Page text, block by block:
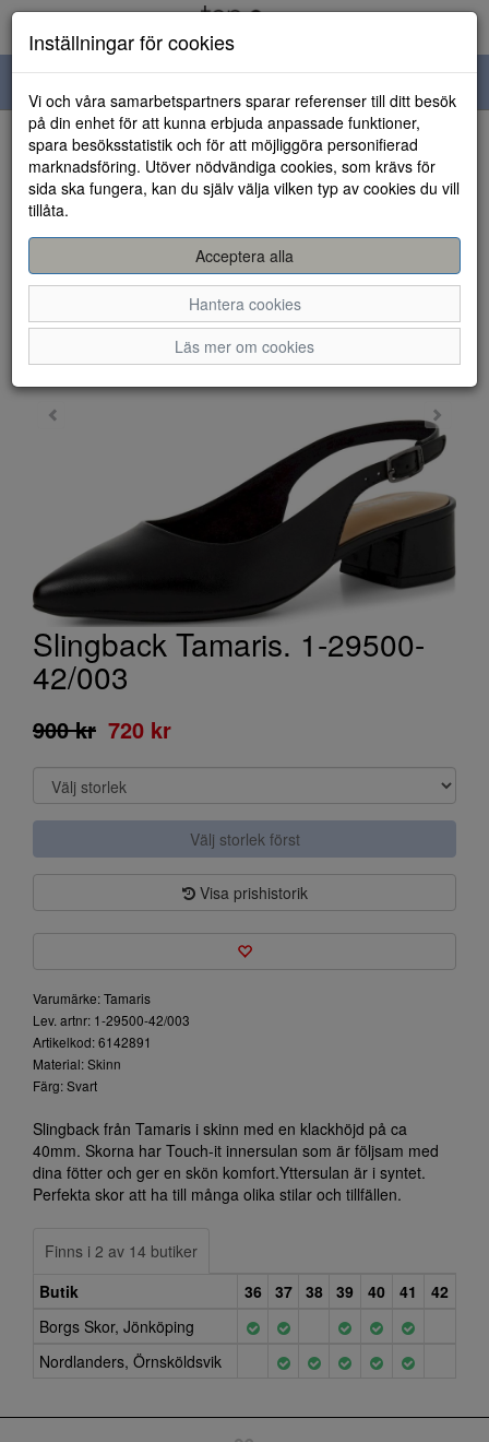
navigation
HEM
Slingback Tamaris. 1-29500-
42/003
900 kr 720 kr
Välj storlek först
Visa prishistorik
Varumärke: Tamaris
Lev. artnr: 1-29500-42/003
Artikelkod: 6142891
Material: Skinn
Färg: Svart
Slingback från Tamaris i skinn med en klackhöjd på ca
40mm. Skorna har Touch-it innersulan som är följsam med
dina fötter och ger en skön komfort.Yttersulan är i syntet.
Perfekta skor att ha till många olika stilar och tillfällen.
Finns i 2 av 14 butiker
Butik
36 37 38 39 40 41
42
Borgs Skor, Jönköping
Nordlanders, Örnsköldsvik
Inställningar för cookies
Vi och våra samarbetspartners sparar referenser till ditt besök
på din enhet för att kunna erbjuda anpassade funktioner,
spara besöksstatistik och för att möjliggöra personifierad
marknadsföring. Utöver nödvändiga cookies, som krävs för
sida ska fungera, kan du själv välja vilken typ av cookies du vill
tillåta.
Acceptera alla
Hantera cookies
Läs mer om cookies